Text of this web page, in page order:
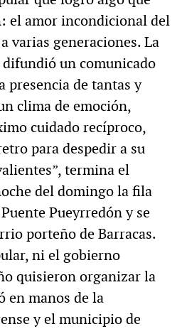
el amor incondicional del
varias generaciones. La
un comunicado
presencia de tantas y
clima de emoción,
cuidado recíproco,
para despedir a su
termina el
del domingo la fila
Pueyrredón y se
porteño de Barracas.
ni el gobierno
quisieron organizar la
en manos de la
y el municipio de